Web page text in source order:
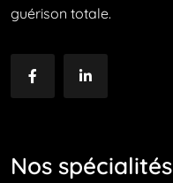
guérison totale.
Nos spécialités